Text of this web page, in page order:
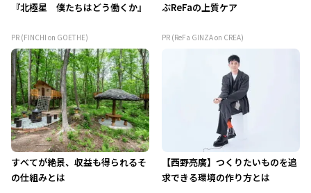
『北極星 僕たちはどう働くか』
PR (FINCHI on GOETHE)
ぶReFaの上質ケア
PR (ReFa GINZA on CREA)
すべてが絶景、収益も得られるそ
の仕組みとは
【西野亮廣】つくりたいものを追
求できる環境の作り方とは